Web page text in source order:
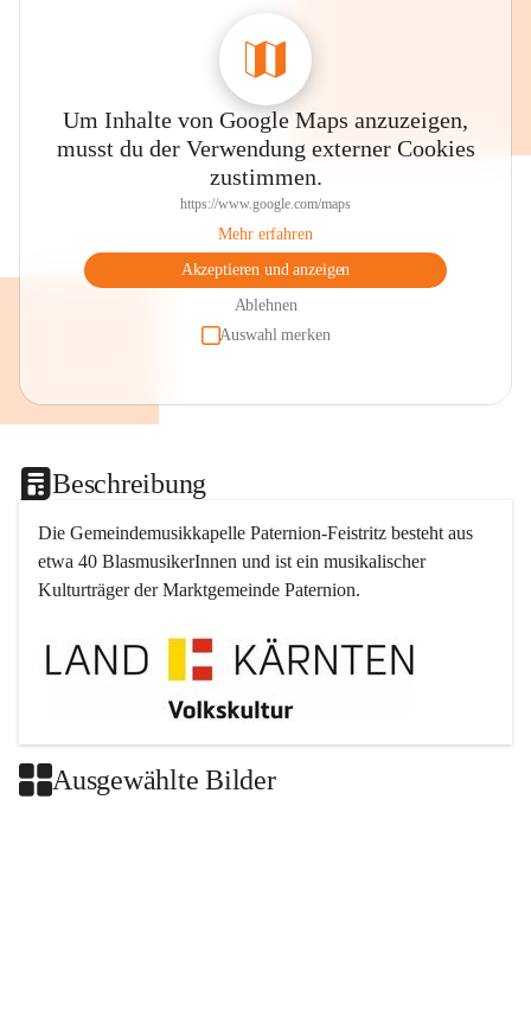
Um Inhalte von Google Maps anzuzeigen,
musst du der Verwendung externer Cookies
zustimmen.
https://www.google.com/maps
Mehr erfahren
Akzeptieren und anzeigen
Ablehnen
Auswahl merken
Beschreibung
Die Gemeindemusikkapelle Paternion-Feistritz besteht aus
etwa 40 BlasmusikerInnen und ist ein musikalischer
Kulturträger der Marktgemeinde Paternion.
Ausgewählte Bilder